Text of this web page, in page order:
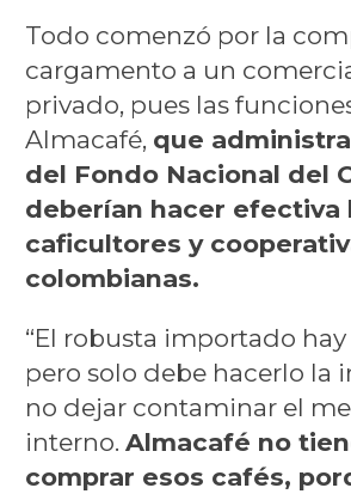
Todo comenzó por la
cargamento a un
privado, pues las
Almacafé, que
del Fondo Nacional del
deberían hacer efectiva
caficultores y
colombianas.
“El robusta importado
pero solo debe hacerlo la
no dejar contaminar el
interno. Almacafé no
comprar esos cafés,